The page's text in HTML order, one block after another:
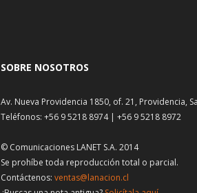
SOBRE NOSOTROS
Av. Nueva Providencia 1850, of. 21, Providencia,
Teléfonos: +56 9 5218 8974 | +56 9 5218 8972
© Comunicaciones LANET S.A. 2014
Se prohíbe toda reproducción total o parcial.
Contáctenos: ventas@lanacion.cl